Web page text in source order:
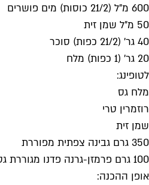
600 מ"ל (21/2 כוסות) מים פושרים
50 מ"ל שמן זית
40 גר' (21/2 כפות) סוכר
20 גר' (1 כפות) מלח
לטופינג:
מלח גס
רוזמרין טרי
שמן זית
350 גרם גבינה צפתית מפוררת
100 גרם פרמזן-גרנה פדנו מגוררת גס
אופן ההכנה: